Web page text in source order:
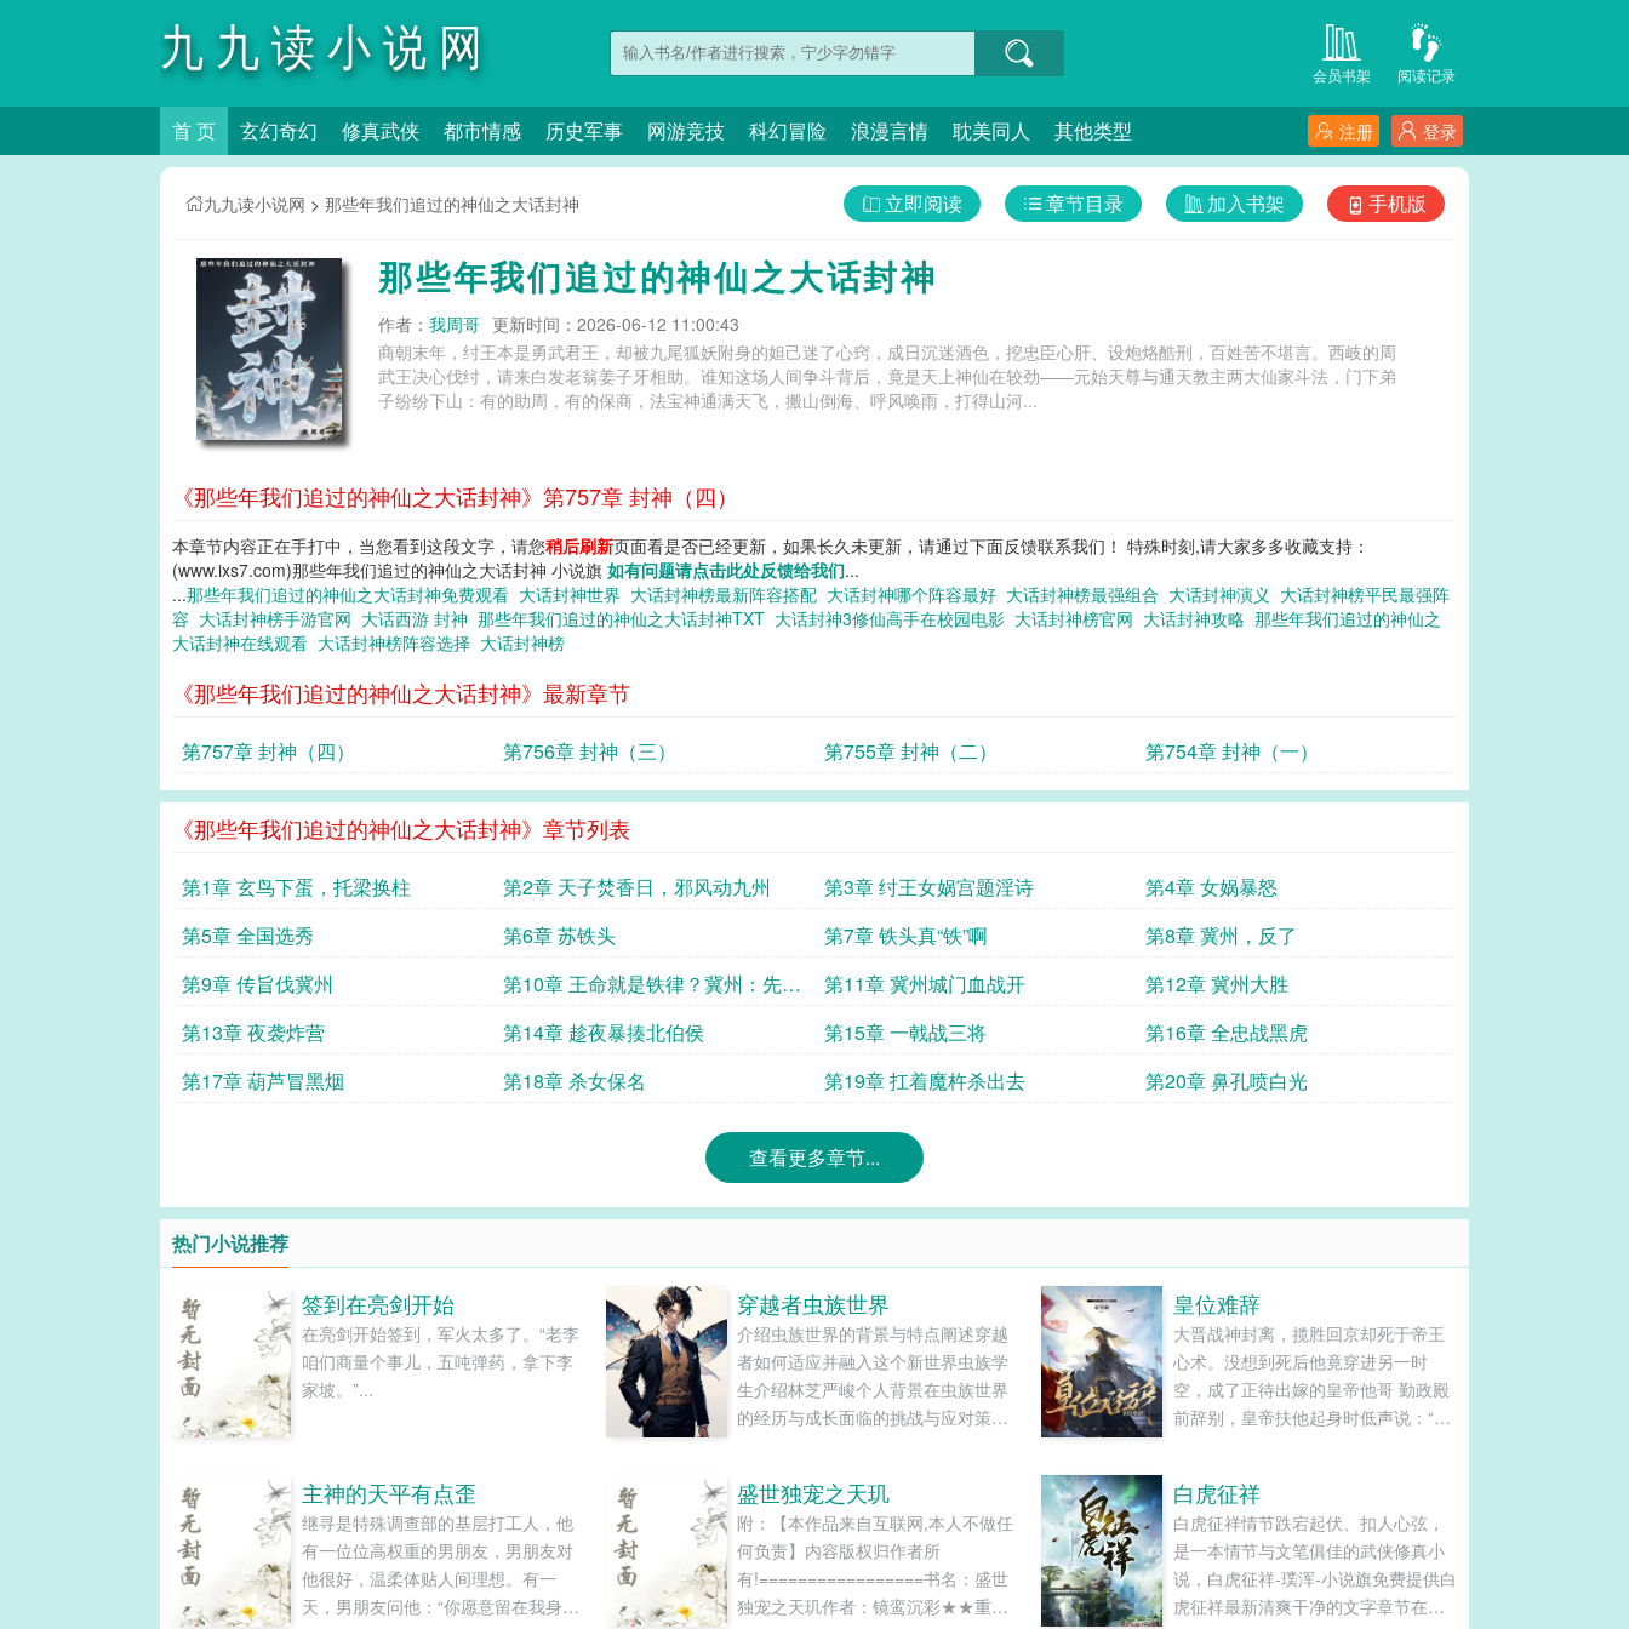
九九读小说网 阅读记录
会员书架
首 页 玄幻奇幻 修真武侠 都市情感 历史军事 网游竞技 科幻冒险 浪漫言情 耽美同人 其他类型 登录
注册
九九读小说网 > 那些年我们追过的神仙之大话封神 手机版
加入书架
章节目录
立即阅读
那些年我们追过的神仙之大话封神
作者： 我周哥 更新时间：2026-06-12 11:00:43
商朝末年，纣王本是勇武君王，却被九尾狐妖附身的妲己迷了心窍，成日沉迷酒色，挖忠臣心肝、设炮烙酷刑，百姓苦不堪言。西岐的周
武王决心伐纣，请来白发老翁姜子牙相助。谁知这场人间争斗背后，竟是天上神仙在较劲——元始天尊与通天教主两大仙家斗法，门下弟
子纷纷下山：有的助周，有的保商，法宝神通满天飞，搬山倒海、呼风唤雨，打得山河...
《那些年我们追过的神仙之大话封神》第757章 封神（四）
本章节内容正在手打中，当您看到这段文字，请您稍后刷新页面看是否已经更新，如果长久未更新，请通过下面反馈联系我们！ 特殊时刻,请大家多多收藏支持：
(www.ixs7.com)那些年我们追过的神仙之大话封神 小说旗 如有问题请点击此处反馈给我们...
...那些年我们追过的神仙之大话封神免费观看 大话封神世界 大话封神榜最新阵容搭配 大话封神哪个阵容最好 大话封神榜最强组合 大话封神演义 大话封神榜平民最强阵
容 大话封神榜手游官网 大话西游 封神 那些年我们追过的神仙之大话封神TXT 大话封神3修仙高手在校园电影 大话封神榜官网 大话封神攻略 那些年我们追过的神仙之
大话封神在线观看 大话封神榜阵容选择 大话封神榜
《那些年我们追过的神仙之大话封神》最新章节
第757章 封神（四） 第756章 封神（三） 第755章 封神（二） 第754章 封神（一）
《那些年我们追过的神仙之大话封神》章节列表
第1章 玄鸟下蛋，托梁换柱 第2章 天子焚香日，邪风动九州 第3章 纣王女娲宫题淫诗
第4章 女娲暴怒
第5章 全国选秀
第6章 苏铁头 第7章 铁头真“铁”啊
第8章 冀州，反了
第9章 传旨伐冀州
第10章 王命就是铁律？冀州：先问
过我的刀！
第11章 冀州城门血战开
第12章 冀州大胜
第13章 夜袭炸营
第14章 趁夜暴揍北伯侯 第15章 一戟战三将
第16章 全忠战黑虎
第17章 葫芦冒黑烟
第18章 杀女保名 第19章 扛着魔杵杀出去 第20章 鼻孔喷白光
查看更多章节...
热门小说推荐
签到在亮剑开始
在亮剑开始签到，军火太多了。“老李
咱们商量个事儿，五吨弹药，拿下李
家坡。”...
穿越者虫族世界
介绍虫族世界的背景与特点阐述穿越
者如何适应并融入这个新世界虫族学
生介绍林芝严峻个人背景在虫族世界
的经历与成长面临的挑战与应对策略
凯双胞胎兄弟的异同点在虫族世界的
独特体验他们的友谊与支持李?、李
明、李华、李丽四兄妹在虫族世界的
成长故事各自面对的挑战与成长......
皇位难辞
大晋战神封离，揽胜回京却死于帝王
心术。没想到死后他竟穿进另一时
空，成了正待出嫁的皇帝他哥 勤政殿
前辞别，皇帝扶他起身时低声说：“七
了，他是个男人。” 这跟他同名同姓的
原身，敌国为质十载，历经磋磨归
国，本以为苦尽甘来，结果屈辱翻
倍，被当做替身出嫁 “摄政王的替身男
妻，刺激。” 封离上辈子见惯了尸血刀
主神的天平有点歪
继寻是特殊调查部的基层打工人，他
有一位位高权重的男朋友，男朋友对
他很好，温柔体贴人间理想。有一
天，男朋友问他：“你愿意留在我身边
盛世独宠之天玑
附：【本作品来自互联网,本人不做任
何负责】内容版权归作者所
有!=================书名：盛世
独宠之天玑作者：镜鸾沉彩★★重生
白虎征祥
白虎征祥情节跌宕起伏、扣人心弦，
是一本情节与文笔俱佳的武侠修真小
说，白虎征祥-璞浑-小说旗免费提供白
虎征祥最新清爽干净的文字章节在线